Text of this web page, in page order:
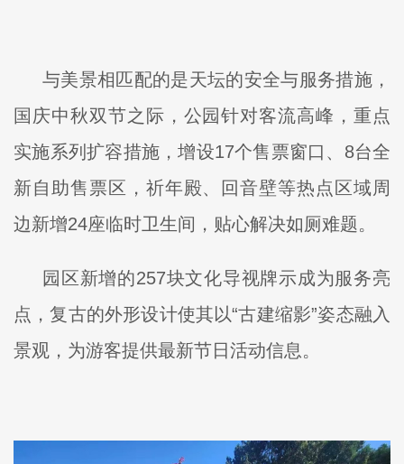
与美景相匹配的是天坛的安全与服务措施，
国庆中秋双节之际，公园针对客流高峰，重点
实施系列扩容措施，增设17个售票窗口、8台全
新自助售票区，祈年殿、回音壁等热点区域周
边新增24座临时卫生间，贴心解决如厕难题。
园区新增的257块文化导视牌示成为服务亮
点，复古的外形设计使其以“古建缩影”姿态融入
景观，为游客提供最新节日活动信息。